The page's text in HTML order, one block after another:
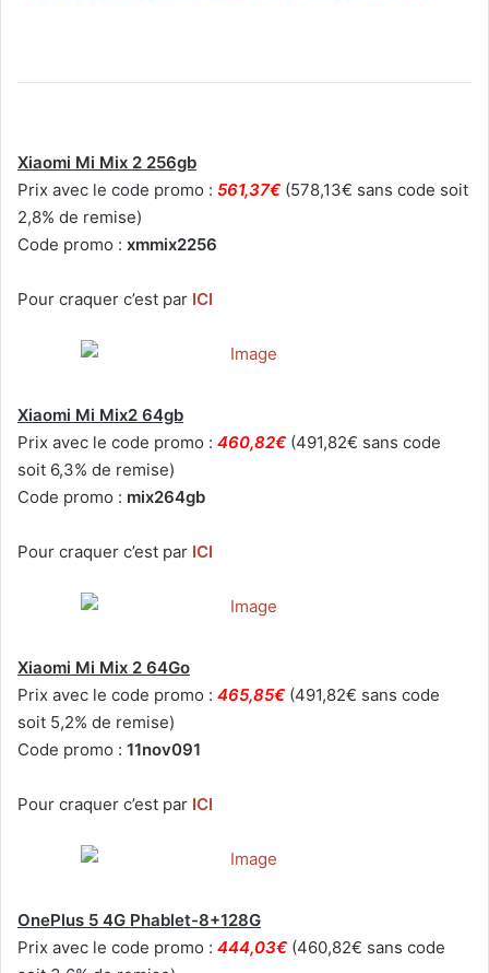
Xiaomi Mi Mix 2 256gb
Prix avec le code promo : 561,37€ (578,13€ sans code soit
2,8% de remise)
Code promo : xmmix2256
Pour craquer c’est par ICI
Xiaomi Mi Mix2 64gb
Prix avec le code promo : 460,82€ (491,82€ sans code
soit 6,3% de remise)
Code promo : mix264gb
Pour craquer c’est par ICI
Xiaomi Mi Mix 2 64Go
Prix avec le code promo : 465,85€ (491,82€ sans code
soit 5,2% de remise)
Code promo : 11nov091
Pour craquer c’est par ICI
OnePlus 5 4G Phablet-8+128G
Prix avec le code promo : 444,03€ (460,82€ sans code